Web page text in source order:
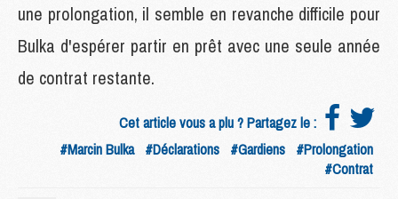
une prolongation, il semble en revanche difficile pour
Bulka d'espérer partir en prêt avec une seule année
de contrat restante.
Cet article vous a plu ? Partagez le :
#Marcin Bulka #Déclarations #Gardiens #Prolongation
#Contrat